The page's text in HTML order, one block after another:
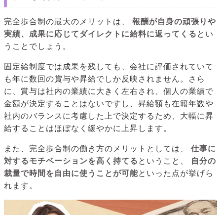
完全歩合制の最大のメリットは、
報酬が自身の頑張りや
実績、成果に応じてダイレクトに給料に返ってくる とい
うことでしょう。
固定給制度では成果を残しても、会社に評価されていて
も年に数回の賞与や昇給でしか反映されません。さら
に、賞与は社内の業績に大きく左右され、個人の業績で
金額が決定することはないですし、昇給額も在籍年数や
社内のバランスに考慮した上で決定するため、大幅に昇
給することはほぼなく緩やかに上昇します。
また、完全歩合制の働き方のメリットとしては、
仕事に
対するモチベーションを高く持てる ということ、
自分の
裁量で時間を自由に使うことが可能といった点が挙げら
れます。